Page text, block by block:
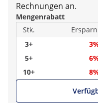
Rechnungen an.
Mengenrabatt
Stk.
3+
5+
10+